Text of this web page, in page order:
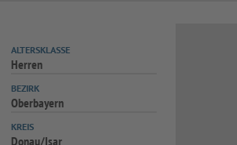
ALTERSKLASSE
Herren
BEZIRK
Oberbayern
KREIS
Donau/Isar